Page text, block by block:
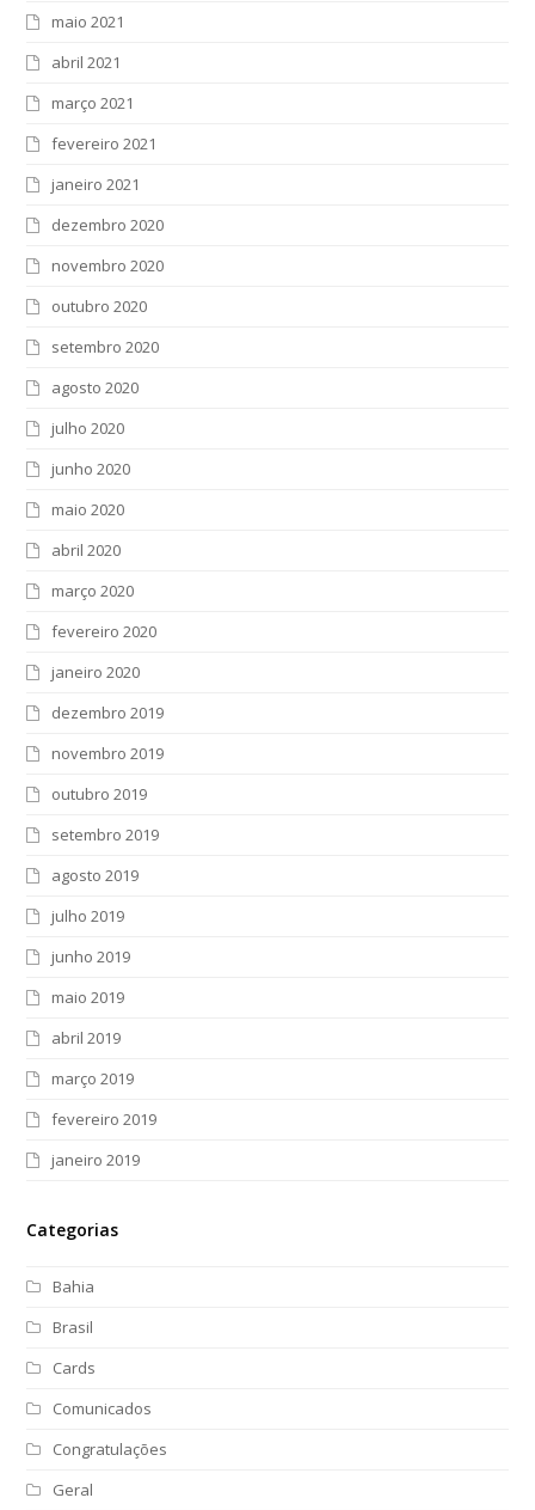
maio 2021
abril 2021
março 2021
fevereiro 2021
janeiro 2021
dezembro 2020
novembro 2020
outubro 2020
setembro 2020
agosto 2020
julho 2020
junho 2020
maio 2020
abril 2020
março 2020
fevereiro 2020
janeiro 2020
dezembro 2019
novembro 2019
outubro 2019
setembro 2019
agosto 2019
julho 2019
junho 2019
maio 2019
abril 2019
março 2019
fevereiro 2019
janeiro 2019
Categorias
Bahia
Brasil
Cards
Comunicados
Congratulações
Geral